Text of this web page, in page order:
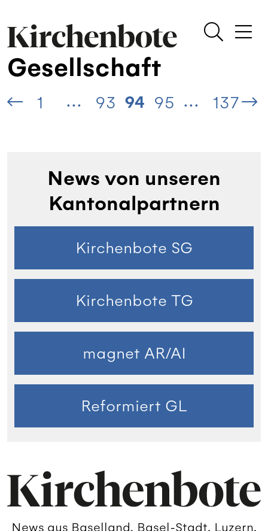
Gesellschaft
1 ... 93 94 95 ... 137
News von unseren
Kantonalpartnern
Kirchenbote SG
Kirchenbote TG
magnet AR/AI
Reformiert GL
News aus Baselland, Basel-Stadt, Luzern,